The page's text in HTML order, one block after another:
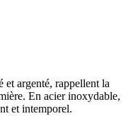
et argenté, rappellent la
En acier inoxydable,
et intemporel.